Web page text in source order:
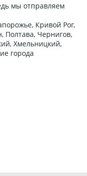
мы отправляем
Кривой Рог,
Полтава, Чернигов,
Хмельницкий,
города